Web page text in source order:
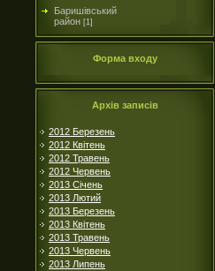
Баришівський
район [1]
Форма входу
Архів записів
2012 Березень
2012 Квітень
2012 Травень
2012 Червень
2013 Січень
2013 Лютий
2013 Березень
2013 Квітень
2013 Травень
2013 Червень
2013 Липень